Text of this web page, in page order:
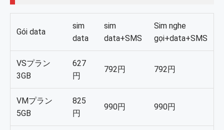
đăng ký kèm máy.
Bước 9: Chọn kích thước sim.
Bước 10: Chọn gói gọi điện hodai nếu đăng ký sim
nghe gọi + data + SMS. Ai không cần thì để nguyên.
Bước 12: Nhập mã MNP nếu chuyển từ mạng
khác qua nuro mobile.
Gói data
sim
data
sim
data+SMS
Sim nghe
gọi+data+SMS
VSプラン
3GB
627
円
792円 792円
VMプラン
5GB
825
円
990円 990円